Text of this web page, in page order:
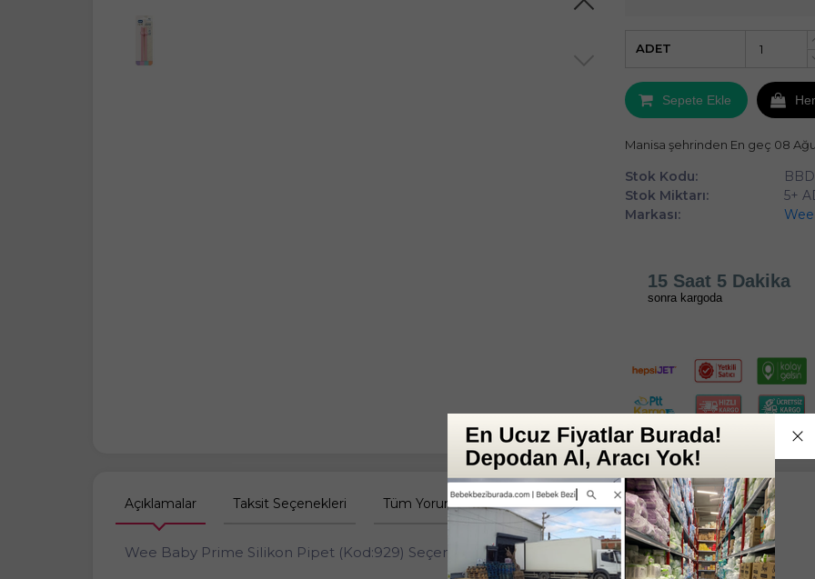
ADET
Sepete Ekle
Manisa şehrinden En geç 08
Stok Kodu:
Stok Miktarı:
5+
Markası:
15 Saat 5 Dakika
sonra kargoda
Açıklamalar Taksit Seçenekleri Tüm Yorumlar Tüm Sorular Anket
Wee Baby Prime Silikon Pipet (Kod:929) Seçenekli